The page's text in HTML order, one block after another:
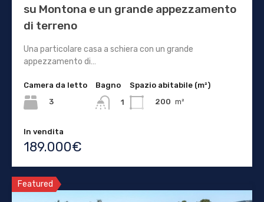
su Montona e un grande appezzamento
di terreno
Una particolare casa a schiera con un grande
appezzamento di…
Camera da letto
3
Bagno
1
Spazio abitabile (m²)
200 m²
In vendita
189.000€
Featured